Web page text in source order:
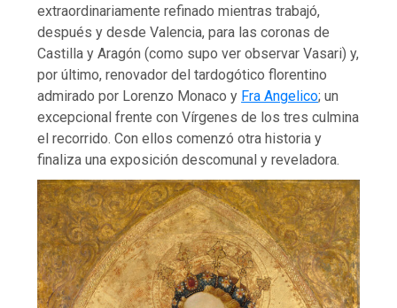
extraordinariamente refinado mientras trabajó,
después y desde Valencia, para las coronas de
Castilla y Aragón (como supo ver observar Vasari) y,
por último, renovador del tardogótico florentino
admirado por Lorenzo Monaco y Fra Angelico; un
excepcional frente con Vírgenes de los tres culmina
el recorrido. Con ellos comenzó otra historia y
finaliza una exposición descomunal y reveladora.